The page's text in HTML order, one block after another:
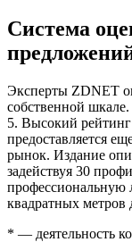
Система
Эксперты ZDNET
собственной
5. Высокий рейтинг
предоставляется
рынок. Издание
задействуя 30
профессиональную
квадратных метров
* — деятельность